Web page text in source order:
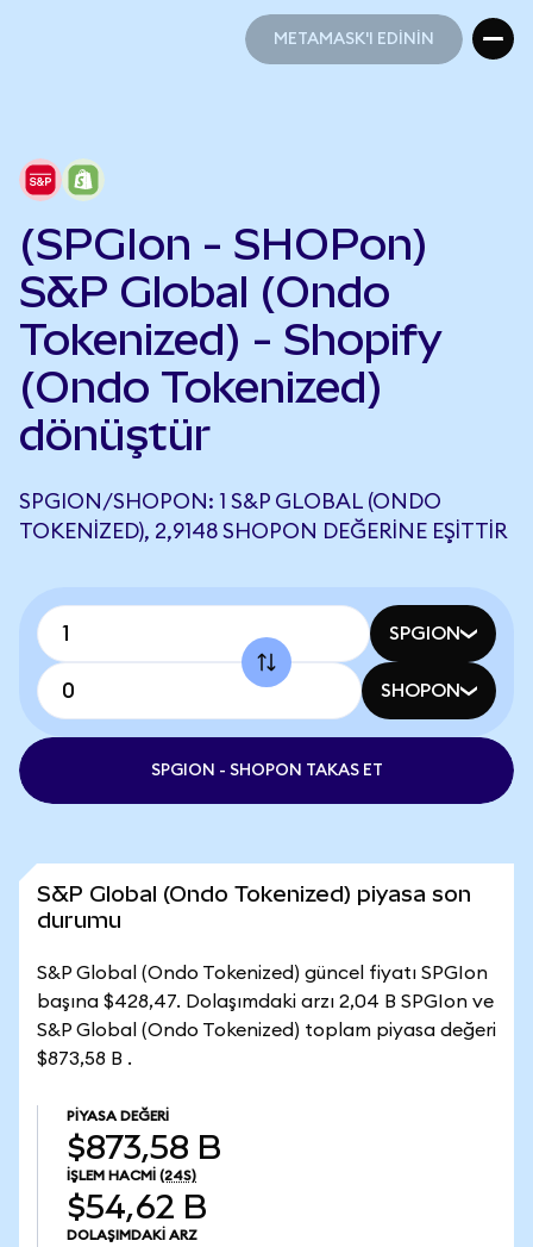
METAMASK'I EDİNİN
(SPGIon - SHOPon)
S&P Global (Ondo
Tokenized) - Shopify
(Ondo Tokenized)
dönüştür
SPGION/SHOPON: 1 S&P GLOBAL (ONDO
TOKENIZED), 2,9148 SHOPON DEĞERINE EŞITTIR
SPGION
SHOPON
SPGION - SHOPON TAKAS ET
S&P Global (Ondo Tokenized) piyasa son
durumu
S&P Global (Ondo Tokenized) güncel fiyatı SPGIon
başına $428,47. Dolaşımdaki arzı 2,04 B SPGIon ve
S&P Global (Ondo Tokenized) toplam piyasa değeri
$873,58 B .
PIYASA DEĞERI
$873,58 B
İŞLEM HACMI (24S)
$54,62 B
DOLAŞIMDAKI ARZ